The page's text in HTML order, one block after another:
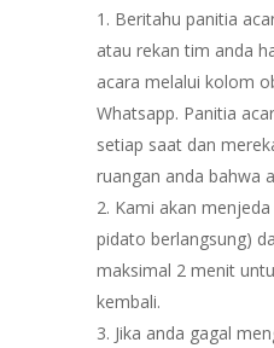
Beritahu panitia
atau rekan tim anda
acara melalui kolom
Whatsapp. Panitia
setiap saat dan
ruangan anda bahwa
Kami akan
pidato berlangsung)
maksimal 2 menit
kembali.
Jika anda gagal